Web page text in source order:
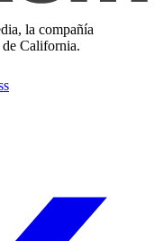
la compañía
California.